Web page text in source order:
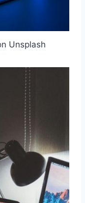
Unsplash